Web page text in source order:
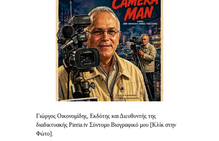
Γιώργος Οικονομίδης, Εκδότης και Διευθυντής της
διαδικτυακής Pieria.tv Σύντομο Βιογραφικό μου [Κλίκ στην
Φώτο].